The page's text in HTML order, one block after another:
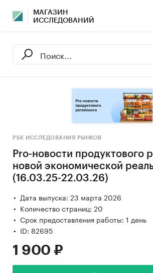
МАГАЗИН
ИССЛЕДОВАНИЙ
РБК ИССЛЕДОВАНИЯ РЫНКОВ
Pro-новости продуктового
новой экономической
(16.03.25-22.03.26)
Дата выпуска: 23 марта 2026
Количество страниц: 20
Срок предоставления работы: 1 день
ID: 82695
1 900 ₽